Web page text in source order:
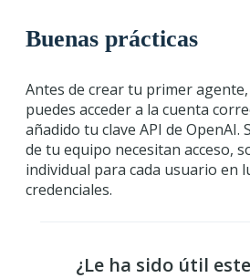
Buenas prácticas
Antes de crear tu primer
puedes acceder a la cuenta
añadido tu clave API de OpenAI.
de tu equipo necesitan acceso,
individual para cada usuario en
credenciales.
¿Le ha sido útil